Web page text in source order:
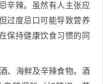
辛辣。虽然有人主张应
过度忌口可能导致营养
保持健康饮食习惯的同
、海鲜及辛辣食物。酒